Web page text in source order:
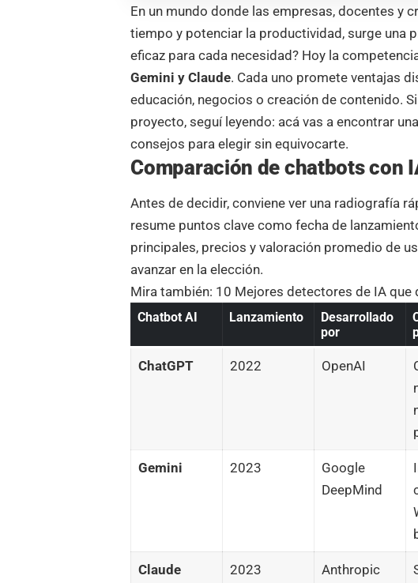
En un mundo donde las empresas, docentes y
tiempo y potenciar la productividad, surge una
eficaz para cada necesidad? Hoy la
Gemini y Claude. Cada uno promete ventajas
educación, negocios o creación de contenido.
proyecto, seguí leyendo: acá vas a encontrar
consejos para elegir sin equivocarte.
Comparación de chatbots con
Antes de decidir, conviene ver una radiografía
resume puntos clave como fecha de
principales, precios y valoración promedio de
avanzar en la elección.
Mira también: 10 Mejores detectores de IA que
Chatbot AI Lanzamiento
Desarrollado
por
ChatGPT 2022 OpenAI
Gemini 2023
Google
DeepMind
Claude 2023 Anthropic